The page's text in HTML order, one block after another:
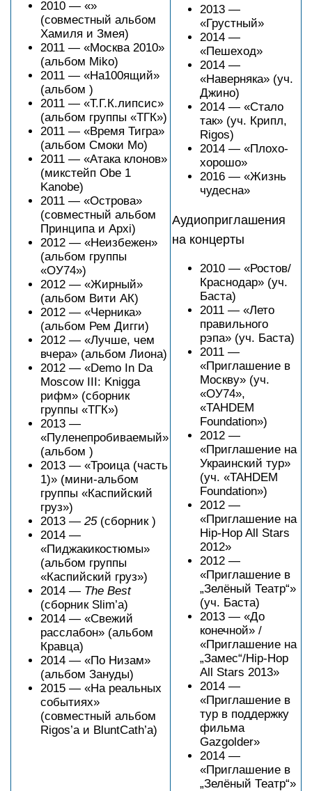
2010 — «»
(совместный альбом
Хамиля и Змея)
2011 — «Москва 2010»
(альбом Miko)
2011 — «На100ящий»
(альбом )
2011 — «Т.Г.К.липсис»
(альбом группы «ТГК»)
2011 — «Время Тигра»
(альбом Смоки Мо)
2011 — «Атака клонов»
(микстейп Obe 1
Kanobe)
2011 — «Острова»
(совместный альбом
Принципа и Apxi)
2012 — «Неизбежен»
(альбом группы
«ОУ74»)
2012 — «Жирный»
(альбом Вити АК)
2012 — «Черника»
(альбом Рем Дигги)
2012 — «Лучше, чем
вчера» (альбом Лиона)
2012 — «Demo In Da
Moscow III: Knigga
рифм» (сборник
группы «ТГК»)
2013 —
«Пуленепробиваемый»
(альбом )
2013 — «Троица (часть
1)» (мини-альбом
группы «Каспийский
груз»)
2013 — 25(сборник )
2014 —
«Пиджакикостюмы»
(альбом группы
«Каспийский груз»)
2014 — The Best
(сборник Slim’a)
2014 — «Свежий
расслабон» (альбом
Кравца)
2014 — «По Низам»
(альбом Зануды)
2015 — «На реальных
событиях»
(совместный альбом
Rigos’a и BluntCath’a)
2013 —
«Грустный»
2014 —
«Пешеход»
2014 —
«Наверняка» (уч.
Джино)
2014 — «Стало
так» (уч. Крипл,
Rigos)
2014 — «Плохо-
хорошо»
2016 — «Жизнь
чудесна»
Аудиоприглашения
на концерты
2010 — «Ростов/
Краснодар» (уч.
Баста)
2011 — «Лето
правильного
рэпа» (уч. Баста)
2011 —
«Приглашение в
Москву» (уч.
«ОУ74»,
«ТАНDEM
Foundation»)
2012 —
«Приглашение на
Украинский тур»
(уч. «ТАНDEM
Foundation»)
2012 —
«Приглашение на
Hip-Hop All Stars
2012»
2012 —
«Приглашение в
„Зелёный Театр“»
(уч. Баста)
2013 — «До
конечной» /
«Приглашение на
„Замес“/Hip-Hop
All Stars 2013»
2014 —
«Приглашение в
тур в поддержку
фильма
Gazgolder»
2014 —
«Приглашение в
„Зелёный Театр“»